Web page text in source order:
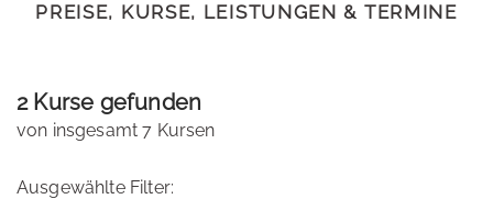
PREISE, KURSE, LEISTUNGEN & TERMINE
2 Kurse gefunden
von insgesamt 7 Kursen
Ausgewählte Filter: